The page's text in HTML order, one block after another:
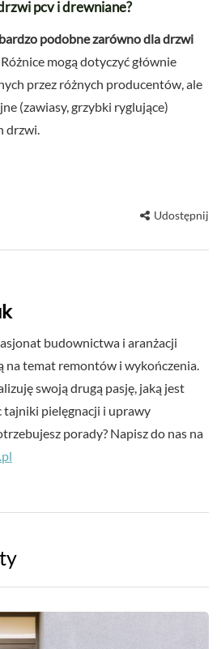
pcv i drewniane?
podobne zarówno dla drzwi
mogą dotyczyć głównie
przez różnych producentów, ale
(zawiasy, grzybki ryglujące)
drzwi.
Udostępnij
budownictwa i aranżacji
na temat remontów i wykończenia.
swoją drugą pasję, jaką jest
tajniki pielęgnacji i uprawy
porady? Napisz do nas na